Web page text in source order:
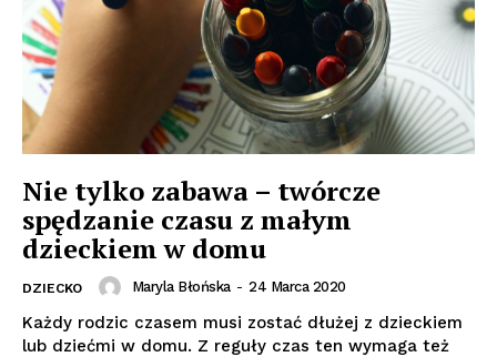
Nie tylko zabawa – twórcze
spędzanie czasu z małym
dzieckiem w domu
DZIECKO Maryla Błońska - 24 Marca 2020
Każdy rodzic czasem musi zostać dłużej z dzieckiem
lub dziećmi w domu. Z reguły czas ten wymaga też